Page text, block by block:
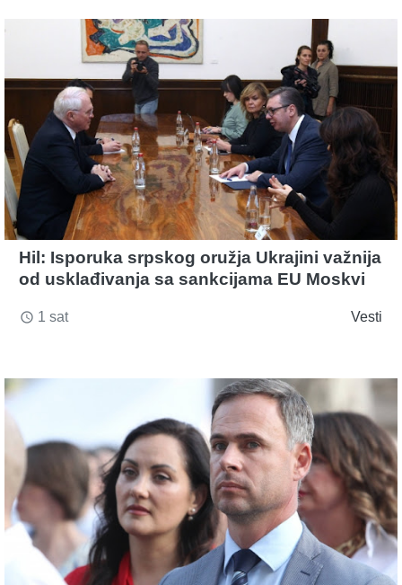
Hil: Isporuka srpskog oružja Ukrajini važnija
od usklađivanja sa sankcijama EU Moskvi
access_time 1 sat Vesti